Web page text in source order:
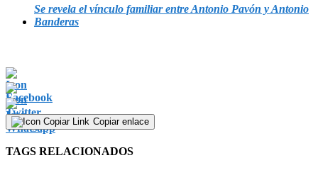
Se revela el vínculo familiar entre Antonio Pavón y Antonio
Banderas
Copiar enlace
TAGS RELACIONADOS